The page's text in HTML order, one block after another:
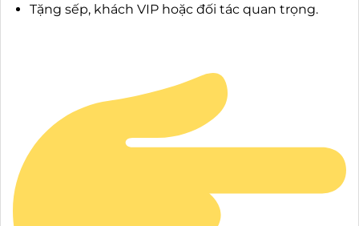
Tặng sếp, khách VIP hoặc đối tác quan trọng.